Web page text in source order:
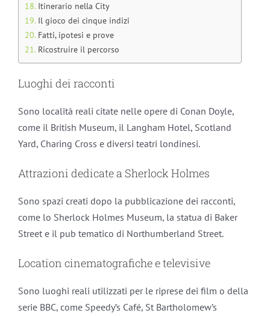
Itinerario nella City
Il gioco dei cinque indizi
Fatti, ipotesi e prove
Ricostruire il percorso
Luoghi dei racconti
Sono località reali citate nelle opere di Conan Doyle,
come il British Museum, il Langham Hotel, Scotland
Yard, Charing Cross e diversi teatri londinesi.
Attrazioni dedicate a Sherlock Holmes
Sono spazi creati dopo la pubblicazione dei racconti,
come lo Sherlock Holmes Museum, la statua di Baker
Street e il pub tematico di Northumberland Street.
Location cinematografiche e televisive
Sono luoghi reali utilizzati per le riprese dei film o della
serie BBC, come Speedy’s Café, St Bartholomew’s